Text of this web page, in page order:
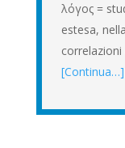
λόγος =
estesa,
[Continua…]